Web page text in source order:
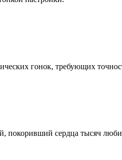
гонок, требующих
покоривший сердца тысяч